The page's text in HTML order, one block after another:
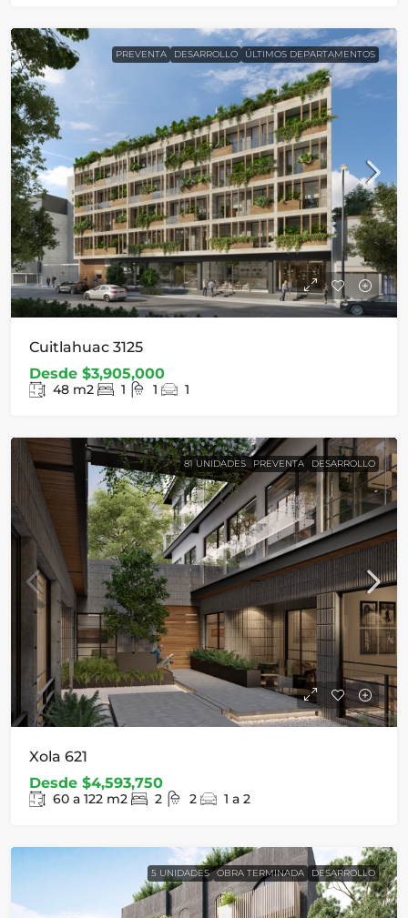
PREVENTA DESARROLLO ÚLTIMOS DEPARTAMENTOS
Cuitlahuac 3125
Desde $3,905,000
48 m2 1 1 1
81 UNIDADES PREVENTA DESARROLLO
Xola 621
Desde $4,593,750
60 a 122 m2 2 2 1 a 2
5 UNIDADES OBRA TERMINADA DESARROLLO